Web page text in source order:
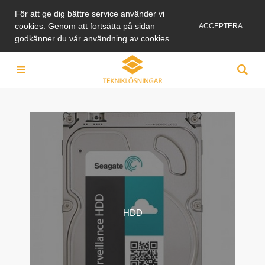
För att ge dig bättre service använder vi
cookies . Genom att fortsätta på sidan
godkänner du vår användning av cookies.
ACCEPTERA
HDD